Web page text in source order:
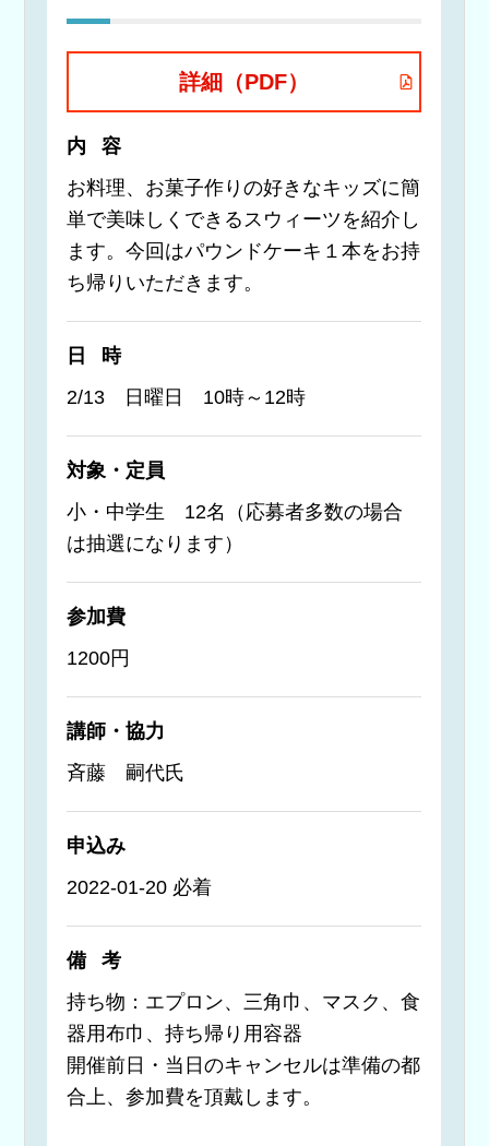
詳細（PDF）
内容
お料理、お菓子作りの好きなキッズに簡
単で美味しくできるスウィーツを紹介し
ます。今回はパウンドケーキ１本をお持
ち帰りいただきます。
日時
2/13 日曜日 10時～12時
対象・定員
小・中学生 12名（応募者多数の場合
は抽選になります）
参加費
1200円
講師・協力
斉藤 嗣代氏
申込み
2022-01-20 必着
備考
持ち物：エプロン、三角巾、マスク、食
器用布巾、持ち帰り用容器
開催前日・当日のキャンセルは準備の都
合上、参加費を頂戴します。